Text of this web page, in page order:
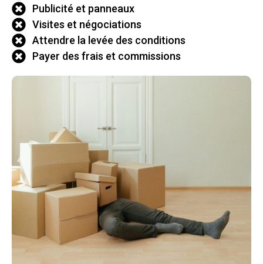
Publicité et panneaux
Visites et négociations
Attendre la levée des conditions
Payer des frais et commissions